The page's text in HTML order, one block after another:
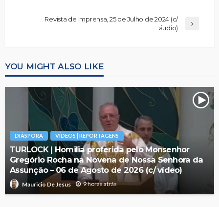
Revista de Imprensa, 25 de Julho de 2024 (c/
áudio)
YOU MIGHT ALSO LIKE
DIÁSPORA VÍDEOS | REPORTAGENS
TURLOCK | Homilia proferida pelo Monsenhor
Gregório Rocha na Novena de Nossa Senhora da
Assunção – 06 de Agosto de 2026 (c/ vídeo)
Mauricio De Jesus 9 horas atrás